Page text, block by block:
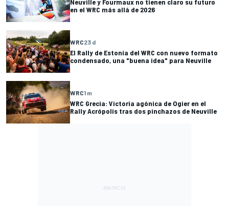
Neuville y Fourmaux no tienen claro su futuro
en el WRC más allá de 2026
WRC23 d
El Rally de Estonia del WRC con nuevo formato
condensado, una "buena idea" para Neuville
WRC1 m
WRC Grecia: Victoria agónica de Ogier en el
Rally Acrópolis tras dos pinchazos de Neuville